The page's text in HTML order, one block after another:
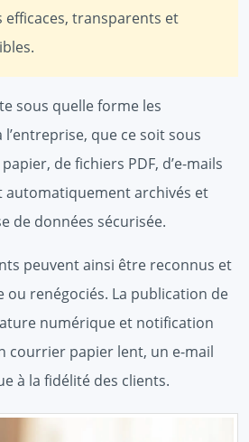
efficaces, transparents et
sous quelle forme les
que ce soit sous
de fichiers PDF, d’e-mails
automatiquement archivés et
de données sécurisée.
peuvent ainsi être reconnus et
ou renégociés. La publication de
numérique et notification
courrier papier lent, un e-mail
à la fidélité des clients.